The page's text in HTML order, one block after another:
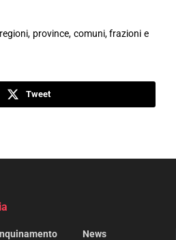
province, comuni, frazioni e
Tweet
News